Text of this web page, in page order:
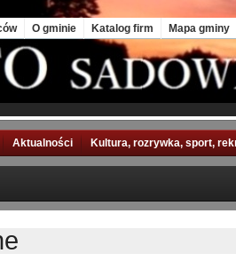
O gminie Katalog firm Mapa gminy
Aktualności Kultura, rozrywka, sport,